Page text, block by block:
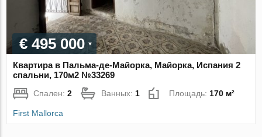
€ 495 000
Квартира в Пальма-де-Майорка, Майорка, Испания 2
спальни, 170м2 №33269
Спален:2 Ванных:1 Площадь:170 м²
First Mallorca